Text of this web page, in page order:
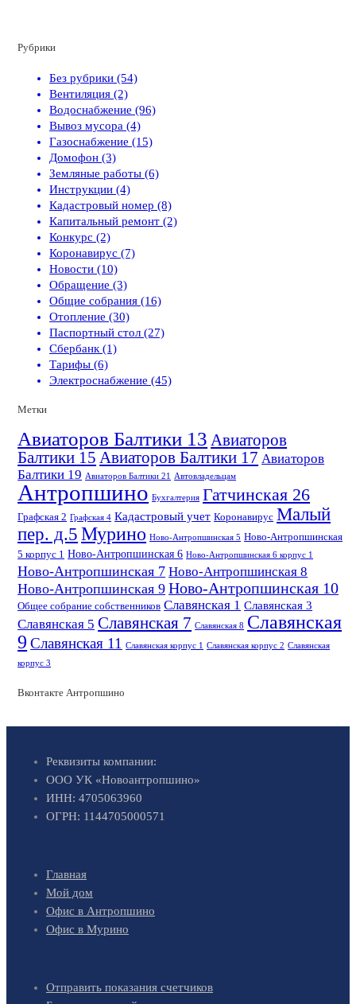
Рубрики
Без рубрики (54)
Вентиляция (2)
Водоснабжение (96)
Вывоз мусора (4)
Газоснабжение (15)
Домофон (3)
Земляные работы (6)
Инструкции (4)
Кадастровый номер (8)
Капитальный ремонт (2)
Конкурс (2)
Коронавирус (7)
Новости (10)
Обращение (3)
Общие собрания (16)
Отопление (30)
Паспортный стол (27)
Сбербанк (1)
Тарифы (6)
Электроснабжение (45)
Метки
Авиаторов Балтики 13 Авиаторов
Балтики 15 Авиаторов Балтики 17 Авиаторов
Балтики 19 Авиаторов Балтики 21 Автовладельцам
Антропшино Бухгалтерия Гатчинская 26
Графская 2 Графская 4 Кадастровый учет Коронавирус Малый
пер. д.5Мурино Ново-Антропшинская 5 Ново-Антропшинская
5 корпус 1 Ново-Антропшинская 6 Ново-Антропшинская 6 корпус 1
Ново-Антропшинская 7 Ново-Антропшинская 8
Ново-Антропшинская 9 Ново-Антропшинская 10
Общее собрание собственников Славянская 1 Славянская 3
Славянская 5 Славянская 7 Славянская 8 Славянская
9 Славянская 11 Славянская корпус 1 Славянская корпус 2 Славянская
корпус 3
Вконтакте Антропшино
Реквизиты компании:
ООО УК «Новоантропшино»
ИНН: 4705063960
ОГРН: 1144705000571
Главная
Мой дом
Офис в Антропшино
Офис в Мурино
Отправить показания счетчиков